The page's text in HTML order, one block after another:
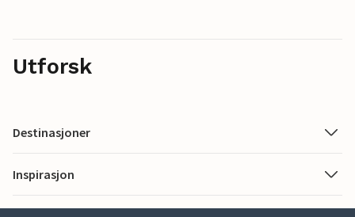
Utforsk
Destinasjoner
Inspirasjon